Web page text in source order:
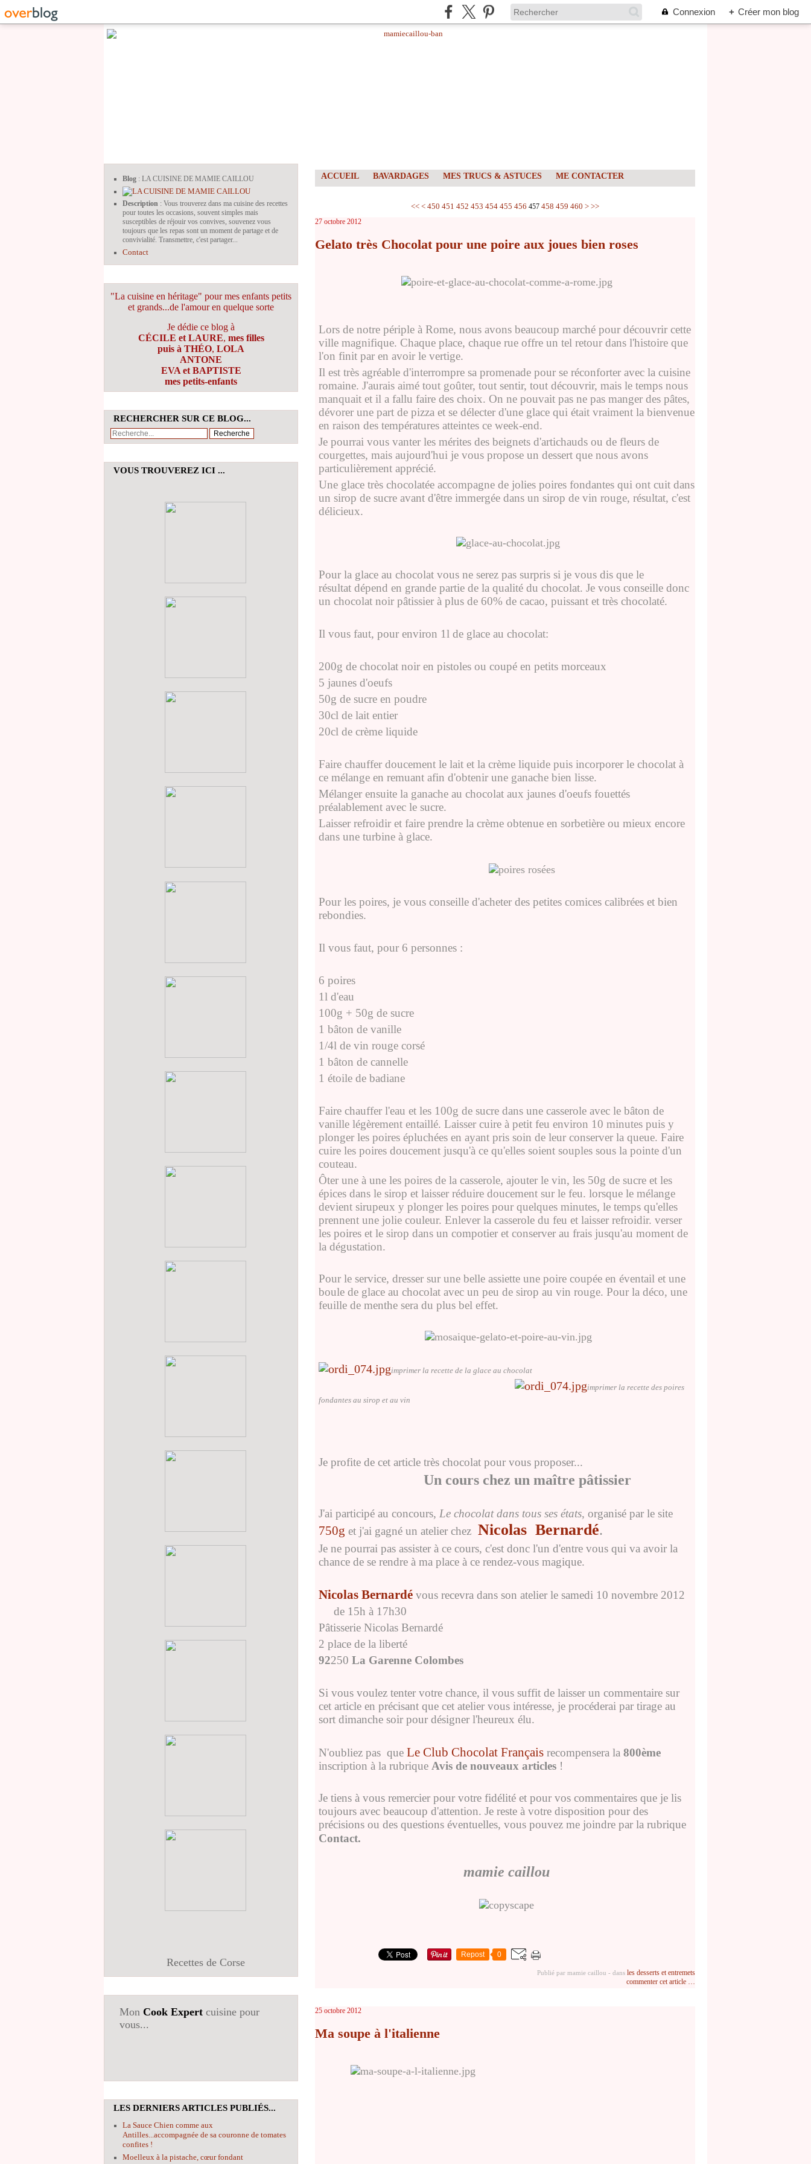
Connexion + Créer mon blog
Blog : LA CUISINE DE MAMIE CAILLOU
Description : Vous trouverez dans ma cuisine des recettes
pour toutes les occasions, souvent simples mais
susceptibles de réjouir vos convives, souvenez vous
toujours que les repas sont un moment de partage et de
convivialité. Transmettre, c'est partager...
Contact
"La cuisine en héritage" pour mes enfants petits
et grands...de l'amour en quelque sorte
Je dédie ce blog à
CÉCILE et LAURE, mes filles
puis à THÉO, LOLA
ANTONE
EVA et BAPTISTE
mes petits-enfants
RECHERCHER SUR CE BLOG...
VOUS TROUVEREZ ICI ...
Recettes de Corse
Mon Cook Expert cuisine pour
vous...
LES DERNIERS ARTICLES PUBLIÉS...
La Sauce Chien comme aux
Antilles...accompagnée de sa couronne de tomates
confites !
Moelleux à la pistache, cœur fondant
ACCUEIL BAVARDAGES MES TRUCS & ASTUCES ME CONTACTER
<< < 400
410
420
430
440
450 451 452 453 454 455 456 457 458 459 460 470
480
490
500
600
700
800
900
> >>
27 octobre 2012
Gelato très Chocolat pour une poire aux joues bien roses
Lors de notre périple à Rome, nous avons beaucoup marché pour découvrir cette
ville magnifique. Chaque place, chaque rue offre un tel retour dans l'histoire que
l'on finit par en avoir le vertige.
Il est très agréable d'interrompre sa promenade pour se réconforter avec la cuisine
romaine. J'aurais aimé tout goûter, tout sentir, tout découvrir, mais le temps nous
manquait et il a fallu faire des choix. On ne pouvait pas ne pas manger des pâtes,
dévorer une part de pizza et se délecter d'une glace qui était vraiment la bienvenue
en raison des températures atteintes ce week-end.
Je pourrai vous vanter les mérites des beignets d'artichauds ou de fleurs de
courgettes, mais aujourd'hui je vous propose un dessert que nous avons
particulièrement apprécié.
Une glace très chocolatée accompagne de jolies poires fondantes qui ont cuit dans
un sirop de sucre avant d'être immergée dans un sirop de vin rouge, résultat, c'est
délicieux.
Pour la glace au chocolat vous ne serez pas surpris si je vous dis que le
résultat dépend en grande partie de la qualité du chocolat. Je vous conseille donc
un chocolat noir pâtissier à plus de 60% de cacao, puissant et très chocolaté.
Il vous faut, pour environ 1l de glace au chocolat:
200g de chocolat noir en pistoles ou coupé en petits morceaux
5 jaunes d'oeufs
50g de sucre en poudre
30cl de lait entier
20cl de crème liquide
Faire chauffer doucement le lait et la crème liquide puis incorporer le chocolat à
ce mélange en remuant afin d'obtenir une ganache bien lisse.
Mélanger ensuite la ganache au chocolat aux jaunes d'oeufs fouettés
préalablement avec le sucre.
Laisser refroidir et faire prendre la crème obtenue en sorbetière ou mieux encore
dans une turbine à glace.
Pour les poires, je vous conseille d'acheter des petites comices calibrées et bien
rebondies.
Il vous faut, pour 6 personnes :
6 poires
1l d'eau
100g + 50g de sucre
1 bâton de vanille
1/4l de vin rouge corsé
1 bâton de cannelle
1 étoile de badiane
Faire chauffer l'eau et les 100g de sucre dans une casserole avec le bâton de
vanille légèrement entaillé. Laisser cuire à petit feu environ 10 minutes puis y
plonger les poires épluchées en ayant pris soin de leur conserver la queue. Faire
cuire les poires doucement jusqu'à ce qu'elles soient souples sous la pointe d'un
couteau.
Ôter une à une les poires de la casserole, ajouter le vin, les 50g de sucre et les
épices dans le sirop et laisser réduire doucement sur le feu. lorsque le mélange
devient sirupeux y plonger les poires pour quelques minutes, le temps qu'elles
prennent une jolie couleur. Enlever la casserole du feu et laisser refroidir. verser
les poires et le sirop dans un compotier et conserver au frais jusqu'au moment de
la dégustation.
Pour le service, dresser sur une belle assiette une poire coupée en éventail et une
boule de glace au chocolat avec un peu de sirop au vin rouge. Pour la déco, une
feuille de menthe sera du plus bel effet.
imprimer la recette de la glace au chocolat
imprimer la recette des poires
fondantes au sirop et au vin
Je profite de cet article très chocolat pour vous proposer...
Un cours chez un maître pâtissier
J'ai participé au concours, Le chocolat dans tous ses états, organisé par le site
750g et j'ai gagné un atelier chez Nicolas Bernardé.
Je ne pourrai pas assister à ce cours, c'est donc l'un d'entre vous qui va avoir la
chance de se rendre à ma place à ce rendez-vous magique.
Nicolas Bernardé vous recevra dans son atelier le samedi 10 novembre 2012
de 15h à 17h30
Pâtisserie Nicolas Bernardé
2 place de la liberté
92250 La Garenne Colombes
Si vous voulez tenter votre chance, il vous suffit de laisser un commentaire sur
cet article en précisant que cet atelier vous intéresse, je procéderai par tirage au
sort dimanche soir pour désigner l'heureux élu.
N'oubliez pas que Le Club Chocolat Français recompensera la 800ème
inscription à la rubrique Avis de nouveaux articles !
Je tiens à vous remercier pour votre fidélité et pour vos commentaires que je lis
toujours avec beaucoup d'attention. Je reste à votre disposition pour des
précisions ou des questions éventuelles, vous pouvez me joindre par la rubrique
Contact.
mamie caillou
Repost 0
Publié par mamie caillou - dans les desserts et entremets
commenter cet article …
25 octobre 2012
Ma soupe à l'italienne